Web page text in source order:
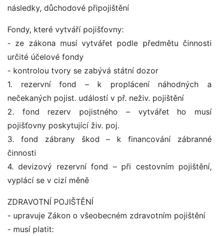
následky, důchodové připojištění
Fondy, které vytváří pojišťovny:
- ze zákona musí vytvářet podle předmětu činnosti
určité účelové fondy
- kontrolou tvory se zabývá státní dozor
1. rezervní fond – k proplácení náhodných a
nečekaných pojist. událostí v př. neživ. pojištění
2. fond rezerv pojistného – vytvářet ho musí
pojišťovny poskytující živ. poj.
3. fond zábrany škod – k financování zábranné
činnosti
4. devizový rezervní fond – při cestovním pojištění,
vyplácí se v cizí měně
ZDRAVOTNÍ POJIŠTĚNÍ
- upravuje Zákon o všeobecném zdravotním pojištění
- musí platit: